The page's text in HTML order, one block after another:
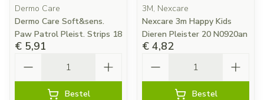
Dermo Care
Dermo Care Soft&sens.
Paw Patrol Pleist. Strips 18
€ 5,91
Bestel
3M, Nexcare
Nexcare 3m Happy Kids
Dieren Pleister 20 N0920an
€ 4,82
Bestel